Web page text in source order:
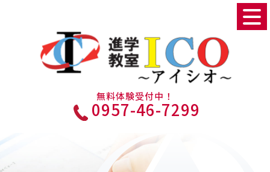
無料体験受付中！
0957-46-7299